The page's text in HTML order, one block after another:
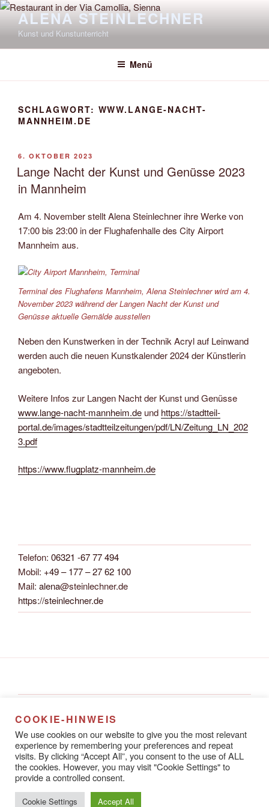
Zum
Inhalt
springen
ALENA STEINLECHNER
Kunst und Kunstunterricht
Menü
SCHLAGWORT: WWW.LANGE-NACHT-
MANNHEIM.DE
VERÖFFENTLICHT
AM
6. OKTOBER 2023
Lange Nacht der Kunst und Genüsse 2023
in Mannheim
Am 4. November stellt Alena Steinlechner ihre Werke von
17:00 bis 23:00 in der Flughafenhalle des City Airport
Mannheim aus.
Terminal des Flughafens Mannheim, Alena Steinlechner wird am 4.
November 2023 während der Langen Nacht der Kunst und
Genüsse aktuelle Gemälde ausstellen
Neben den Kunstwerken in der Technik Acryl auf Leinwand
werden auch die neuen Kunstkalender 2024 der Künstlerin
angeboten.
Weitere Infos zur Langen Nacht der Kunst und Genüsse
www.lange-nacht-mannheim.de und https://stadtteil-
portal.de/images/stadtteilzeitungen/pdf/LN/Zeitung_LN_202
3.pdf
https://www.flugplatz-mannheim.de
Telefon: 06321 -67 77 494
Mobil: +49 – 177 – 27 62 100
Mail: alena@steinlechner.de
https://steinlechner.de
Rathausstraße 8A
67433 Neustadt an der Weinstraße
Datenschutzerklärung Stolz präsentiert von WordPress
COOKIE-HINWEIS
We use cookies on our website to give you the most relevant
experience by remembering your preferences and repeat
visits. By clicking “Accept All”, you consent to the use of ALL
the cookies. However, you may visit "Cookie Settings" to
provide a controlled consent.
Cookie Settings Accept All